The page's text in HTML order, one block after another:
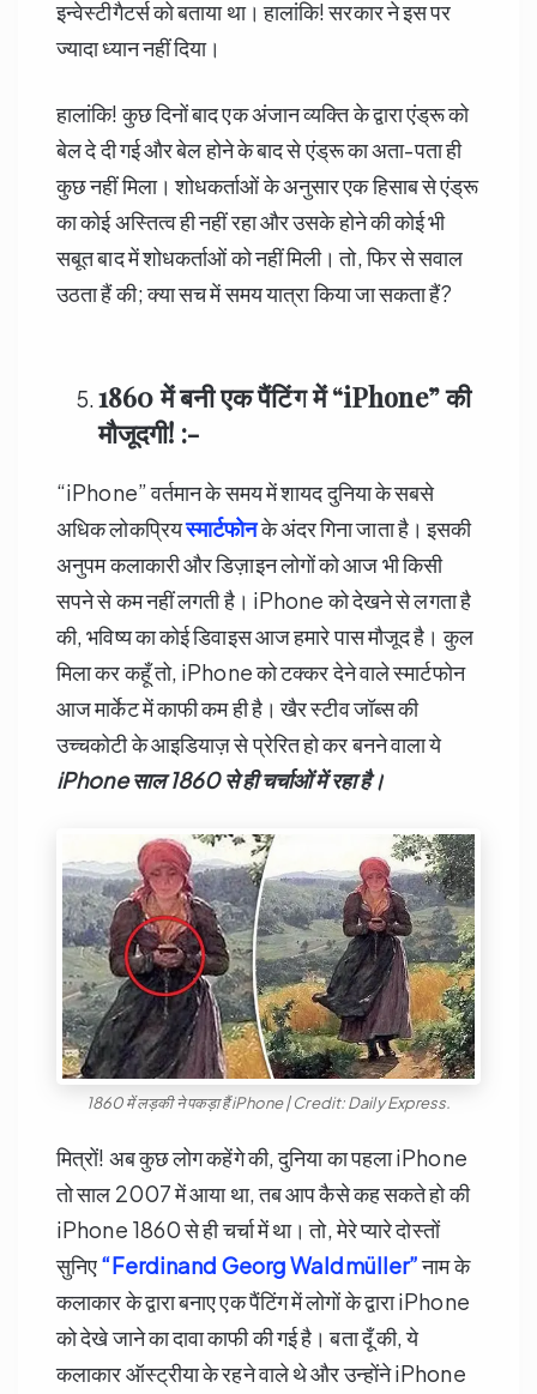
इन्वेस्टीगैटर्स को बताया था। हालांकि! सरकार ने इस पर
ज्यादा ध्यान नहीं दिया।
हालांकि! कुछ दिनों बाद एक अंजान व्यक्ति के द्वारा एंड्रू को
बेल दे दी गई और बेल होने के बाद से एंड्रू का अता-पता ही
कुछ नहीं मिला। शोधकर्ताओं के अनुसार एक हिसाब से एंड्रू
का कोई अस्तित्व ही नहीं रहा और उसके होने की कोई भी
सबूत बाद में शोधकर्ताओं को नहीं मिली। तो, फिर से सवाल
उठता हैं की; क्या सच में समय यात्रा किया जा सकता हैं?
1860में बनी एक पैंटिंग में “iPhone”की
मौजूदगी! :-
“iPhone” वर्तमान के समय में शायद दुनिया के सबसे
अधिक लोकप्रियस्मार्टफोनके अंदर गिना जाता है। इसकी
अनुपम कलाकारी और डिज़ाइन लोगों को आज भी किसी
सपने से कम नहीं लगती है। iPhone को देखने से लगता है
की, भविष्य का कोई डिवाइस आज हमारे पास मौजूद है। कुल
मिला कर कहूँ तो, iPhone को टक्कर देने वाले स्मार्टफोन
आज मार्केट में काफी कम ही है। खैर स्टीव जॉब्स की
उच्चकोटी के आइडियाज़ से प्रेरित हो कर बनने वाला ये
iPhoneसाल1860से ही चर्चाओं में रहा है।
1860 में लड़की ने पकड़ा हैं iPhone | Credit: Daily Express.
मित्रों! अब कुछ लोग कहेंगे की, दुनिया का पहला iPhone
तो साल 2007 में आया था, तब आप कैसे कह सकते हो की
iPhone 1860 से ही चर्चा में था। तो, मेरे प्यारे दोस्तों
सुनिए“Ferdinand Georg Waldmüller”नाम के
कलाकार के द्वारा बनाए एक पैंटिंग में लोगों के द्वारा iPhone
को देखे जाने का दावा काफी की गई है। बता दूँ की, ये
कलाकार ऑस्ट्रीया के रहने वाले थे और उन्होंने iPhone